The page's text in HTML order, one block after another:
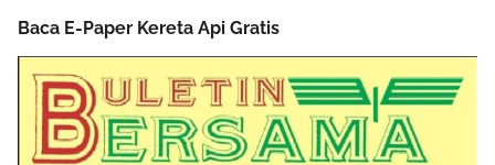
Baca E-Paper Kereta Api Gratis